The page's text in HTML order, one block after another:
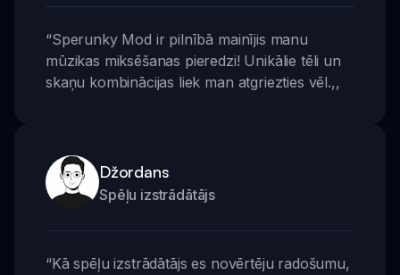
“Sperunky Mod ir pilnībā mainījis manu
mūzikas miksēšanas pieredzi! Unikālie tēli un
skaņu kombinācijas liek man atgriezties vēl.,,
Džordans
Spēļu izstrādātājs
“Kā spēļu izstrādātājs es novērtēju radošumu,